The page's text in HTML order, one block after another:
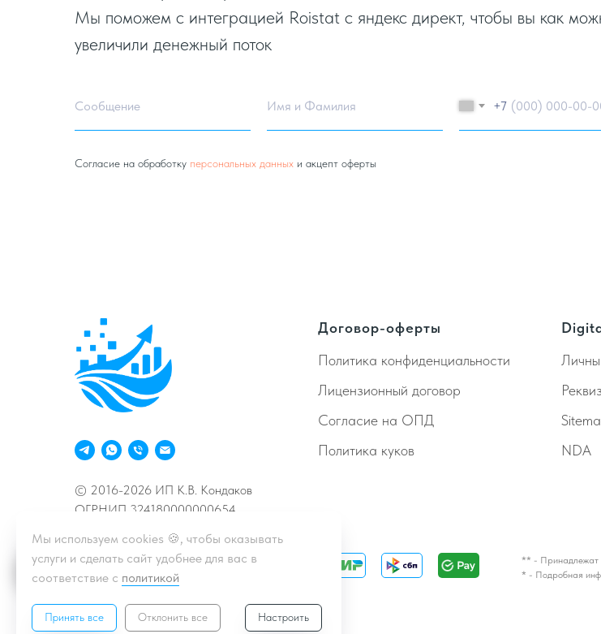
Мы поможем с интеграцией Roistat с яндекс директ, чтобы вы как
увеличили денежный поток
Сообщение Имя и Фамилия +7
Согласие на обработку персональных данных и акцепт оферты
© 2016-2026 ИП К.В. Кондаков
ОГРНИП 324180000000654
Договор-оферты
Политика конфиденциальности
Лицензионный договор
Согласие на ОПД
Политика куков
NDA
Принимаем к оплате
** - Принадлежат
* - Подробная
Мы используем cookies 🍪, чтобы оказывать
услуги и сделать сайт удобнее для вас в
соответствие с политикой
Принять все Отклонить все Настроить